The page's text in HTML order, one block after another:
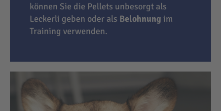
können Sie die Pellets unbesorgt als
Leckerli geben oder als Belohnung im
Training verwenden.